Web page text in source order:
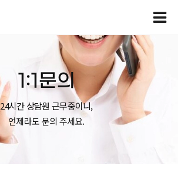
1:1문의
24시간 상담원 근무중이니,
언제라도 문의 주세요.